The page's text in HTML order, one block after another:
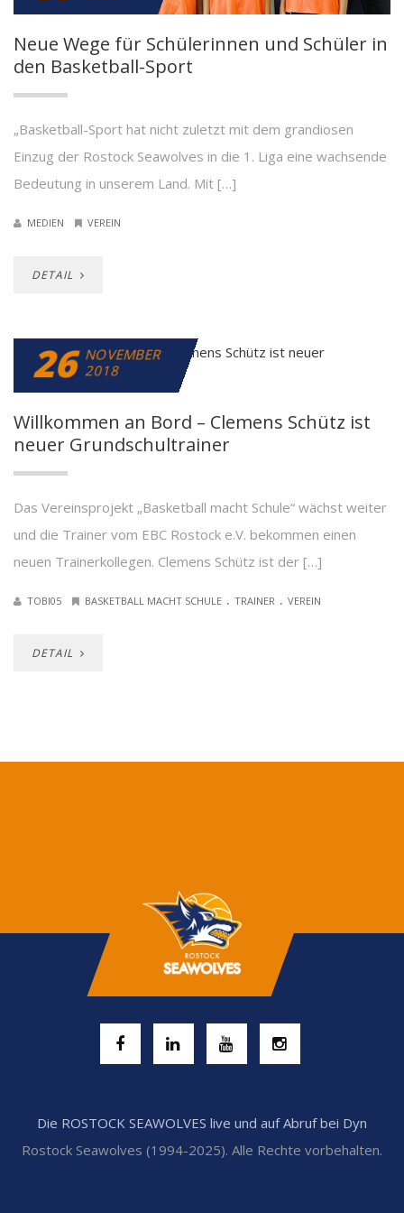
Neue Wege für Schülerinnen und Schüler in
den Basketball-Sport
„Basketball-Sport hat nicht zuletzt mit dem grandiosen
Einzug der Rostock Seawolves in die 1. Liga eine wachsende
Bedeutung in unserem Land. Mit […]
MEDIEN VEREIN
DETAIL
26 NOVEMBER
2018
Willkommen an Bord – Clemens Schütz ist
neuer Grundschultrainer
Das Vereinsprojekt „Basketball macht Schule“ wächst weiter
und die Trainer vom EBC Rostock e.V. bekommen einen
neuen Trainerkollegen. Clemens Schütz ist der […]
TOBI05 BASKETBALL MACHT SCHULE . TRAINER . VEREIN
DETAIL
Die ROSTOCK SEAWOLVES live und auf Abruf bei Dyn
Rostock Seawolves (1994-2025). Alle Rechte vorbehalten.